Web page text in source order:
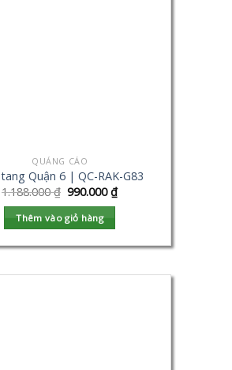
QUẢNG CÁO
Quận 6 | QC-RAK-G83
1.188.000₫ 990.000₫
Thêm vào giỏ hàng